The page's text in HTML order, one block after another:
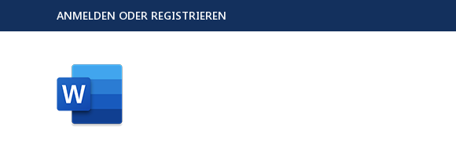
ANMELDEN ODER REGISTRIEREN